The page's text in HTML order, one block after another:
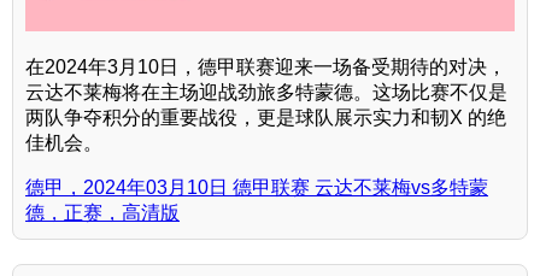
在2024年3月10日，德甲联赛迎来一场备受期待的对决，
云达不莱梅将在主场迎战劲旅多特蒙德。这场比赛不仅是
两队争夺积分的重要战役，更是球队展示实力和韧X 的绝
佳机会。
德甲，2024年03月10日 德甲联赛 云达不莱梅vs多特蒙
德，正赛，高清版